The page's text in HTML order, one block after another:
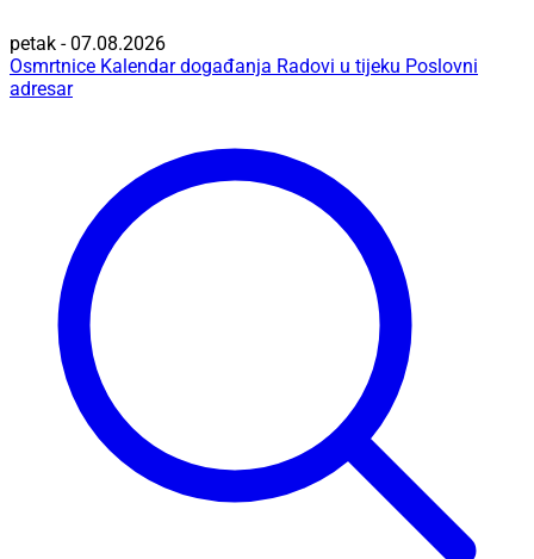
petak - 07.08.2026
Osmrtnice Kalendar događanja Radovi u tijeku Poslovni
adresar